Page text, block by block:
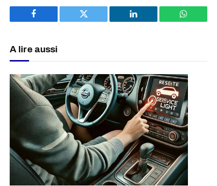
Facebook Twitter LinkedIn
A lire aussi